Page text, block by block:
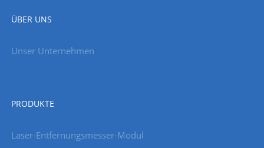
ÜBER UNS
Unser Unternehmen
PRODUKTE
Laser-Entfernungsmesser-Modul